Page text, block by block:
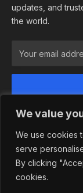
We value
We use cookies
serve
By clicking
cookies.
updates, and
the world.
By signing
© 2026